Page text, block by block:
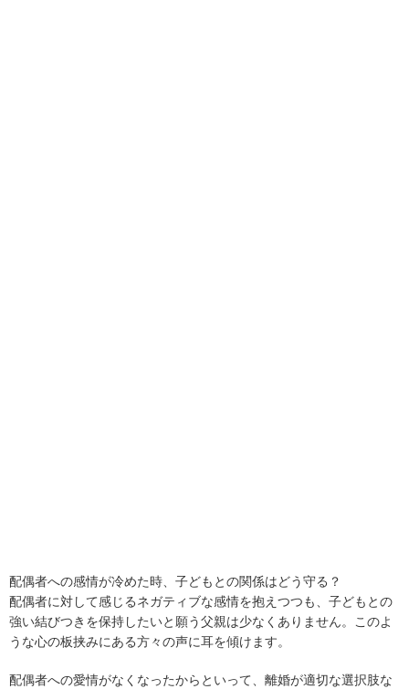
配偶者への感情が冷めた時、子どもとの関係はどう守る？
配偶者に対して感じるネガティブな感情を抱えつつも、子どもとの
強い結びつきを保持したいと願う父親は少なくありません。このよ
うな心の板挟みにある方々の声に耳を傾けます。
配偶者への愛情がなくなったからといって、離婚が適切な選択肢な